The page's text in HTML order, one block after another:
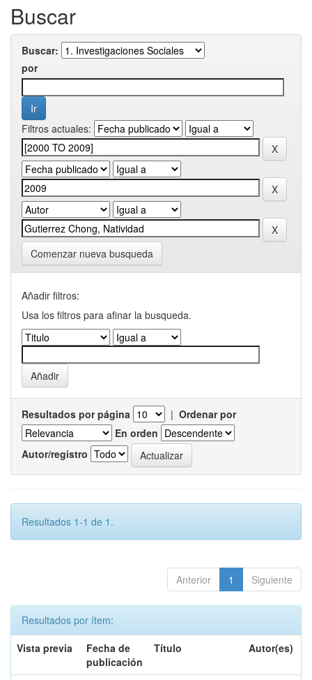
Buscar
Buscar:
por
Filtros actuales:
Comenzar nueva busqueda
Añadir filtros:
Usa los filtros para afinar la busqueda.
Resultados por página | Ordenar por
En orden
Autor/registro
Resultados 1-1 de 1.
Anterior 1 Siguiente
Resultados por ítem:
Vista previa
Fecha de
publicación
Título Autor(es)